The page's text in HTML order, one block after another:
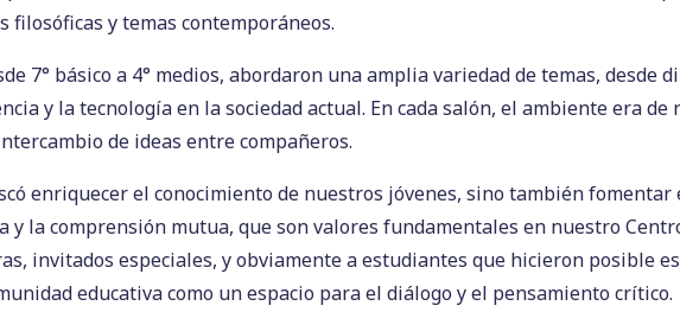
y temas contemporáneos.
7° básico a 4° medios, abordaron una amplia variedad de temas, desde
y la tecnología en la sociedad actual. En cada salón, el ambiente era
de ideas entre compañeros.
enriquecer el conocimiento de nuestros jóvenes, sino también
y la comprensión mutua, que son valores fundamentales en nuestro
invitados especiales, y obviamente a estudiantes que hicieron posible
educativa como un espacio para el diálogo y el pensamiento crítico.